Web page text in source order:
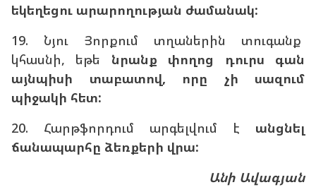
եկեղեցու արարողության ժամանակ:
19. Նյու Յորքում տղաներին տուգանք
կհասնի, եթե նրանք փողոց դուրս գան
այնպիսի տաբատով, որը չի սազում
պիջակի հետ:
20. Հարթֆորդում արգելվում է անցնել
ճանապարհը ձեռքերի վրա:
Անի Ավագյան